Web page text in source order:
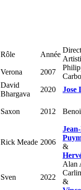
Rôle Année
Verona 2007
David
Bhargava
2020 Jose
Saxon 2012
Rick Meade 2006
&
Sven 2022
Alan
Carlin
&